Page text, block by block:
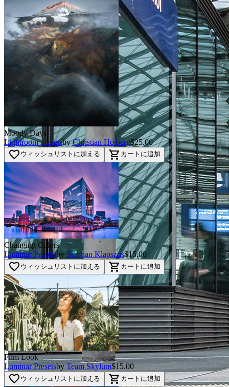
BEFORE
arrow_back_ios
Moody Days
Lightroom presetsby Christian Hoiberg$25.00
favorite_border ウィッシュリストに加える shopping_cart カートに追加
Changing Colors
Luminar Presetsby Stephan Klapszus$15.00
favorite_border ウィッシュリストに加える shopping_cart カートに追加
Film Look
Luminar Presetsby Team Skylum$15.00
favorite_border ウィッシュリストに加える shopping_cart カートに追加